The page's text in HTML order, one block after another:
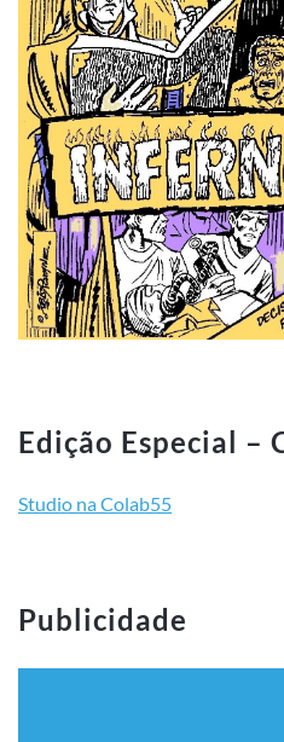
Edição Especial –
Studio na Colab55
Publicidade